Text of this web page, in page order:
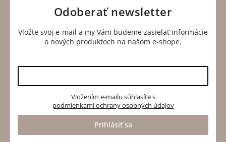
Odoberať newsletter
Vložte svoj e-mail a my Vám budeme zasielať informácie
o nových produktoch na našom e-shope.
Vložením e-mailu súhlasíte s
podmienkami ochrany osobných údajov
Prihlásiť sa